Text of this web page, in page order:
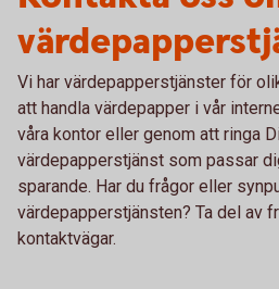
Vi har värdepapperstjänster för
att handla värdepapper i vår
våra kontor eller genom att ringa
värdepapperstjänst som passar
sparande. Har du frågor eller
värdepapperstjänsten? Ta del av
kontaktvägar.